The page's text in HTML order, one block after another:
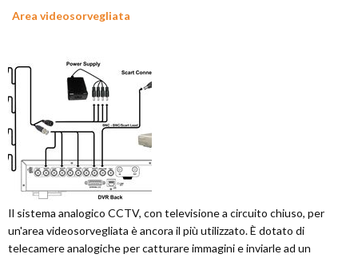
Area videosorvegliata
Il sistema analogico CCTV, con televisione a circuito chiuso, per
un'area videosorvegliata è ancora il più utilizzato. È dotato di
telecamere analogiche per catturare immagini e inviarle ad un